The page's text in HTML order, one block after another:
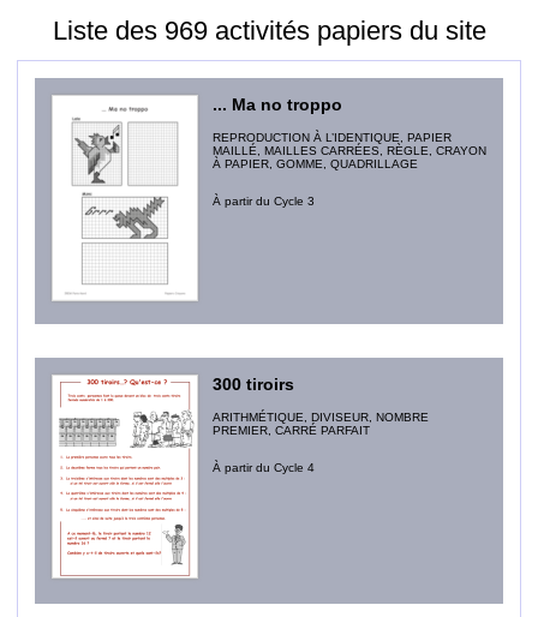
Liste des 969 activités papiers du site
... Ma no troppo
REPRODUCTION À L’IDENTIQUE, PAPIER
MAILLÉ, MAILLES CARRÉES, RÈGLE, CRAYON
À PAPIER, GOMME, QUADRILLAGE
À partir du Cycle 3
300 tiroirs
ARITHMÉTIQUE, DIVISEUR, NOMBRE
PREMIER, CARRÉ PARFAIT
À partir du Cycle 4